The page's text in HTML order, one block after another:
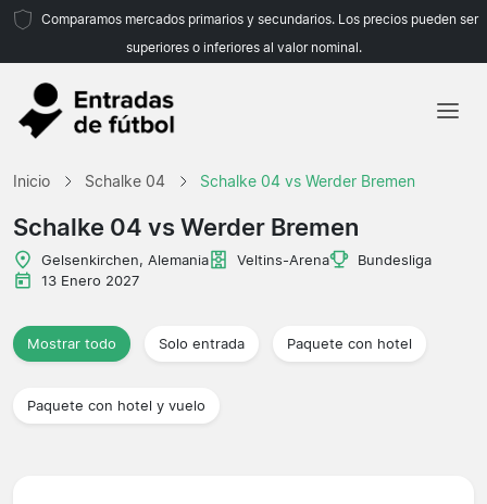
Comparamos mercados primarios y secundarios. Los precios pueden ser
superiores o inferiores al valor nominal.
Inicio Schalke 04 Schalke 04 vs Werder Bremen
Schalke 04 vs Werder Bremen
Gelsenkirchen, Alemania Veltins-Arena
Bundesliga
13 Enero 2027
Mostrar todo Solo entrada Paquete con hotel
Paquete con hotel y vuelo